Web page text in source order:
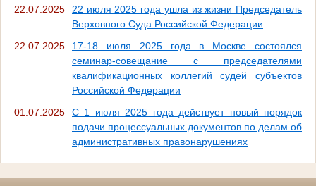
22.07.2025
22 июля 2025 года ушла из жизни Председатель
Верховного Суда Российской Федерации
22.07.2025
17-18 июля 2025 года в Москве состоялся
семинар-совещание с председателями
квалификационных коллегий судей субъектов
Российской Федерации
01.07.2025
С 1 июля 2025 года действует новый порядок
подачи процессуальных документов по делам об
административных правонарушениях